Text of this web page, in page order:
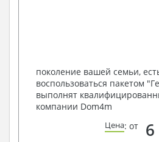
поколение вашей семьи,
воспользоваться пакетом
выполнят
компании Dom4m
Цена: от